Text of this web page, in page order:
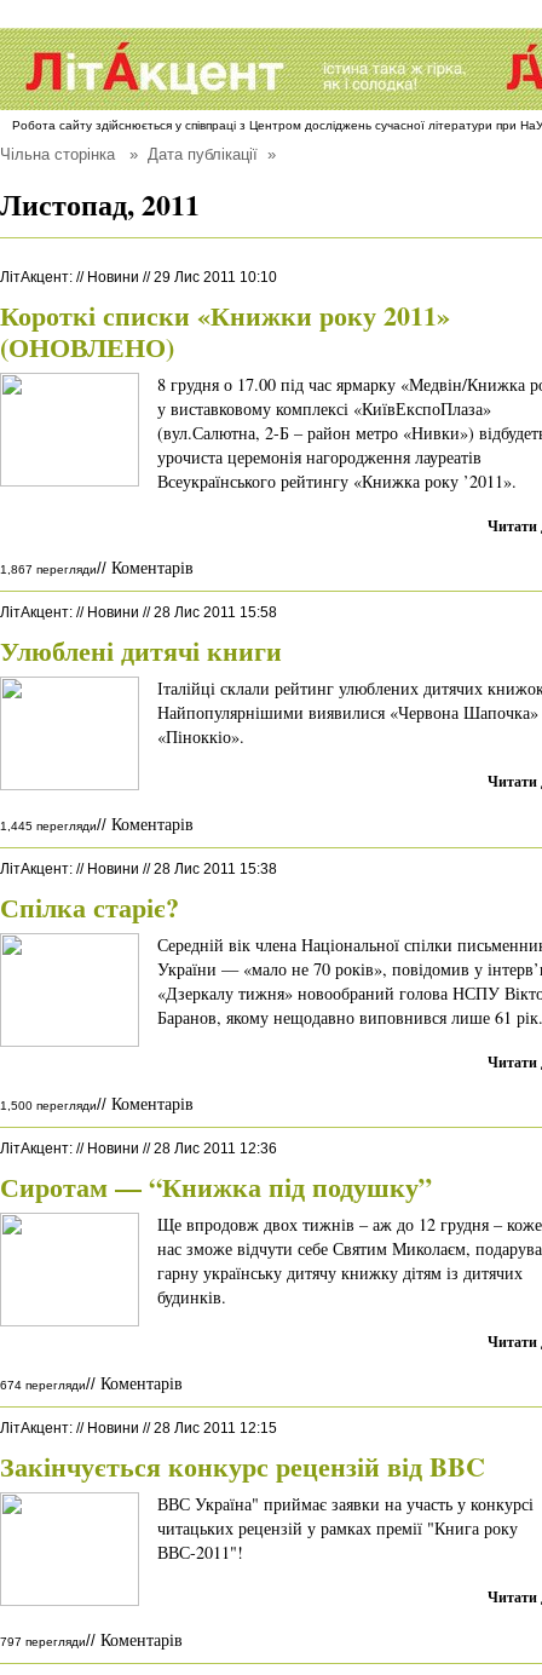
Робота сайту здійснюється у співпраці з Центром досліджень сучасної літератури при
Чільна сторінка» Дата публікації »
Листопад, 2011
ЛітАкцент: // Новини //29 Лис 2011 10:10
Короткі списки «Книжки року 2011»
(ОНОВЛЕНО)
8 грудня о 17.00 під час ярмарку «Медвін/Книжка
у виставковому комплексі «КиївЕкспоПлаза»
(вул.Салютна, 2-Б – район метро «Нивки»)
урочиста церемонія нагородження лауреатів
Всеукраїнського рейтингу «Книжка року ’2011».
Читати
1,867 перегляди// Коментарів
ЛітАкцент: // Новини //28 Лис 2011 15:58
Улюблені дитячі книги
Італійці склали рейтинг улюблених дитячих
Найпопулярнішими виявилися «Червона Шапочка»
«Піноккіо».
Читати
1,445 перегляди// Коментарів
ЛітАкцент: // Новини //28 Лис 2011 15:38
Спілка старіє?
Середній вік члена Національної спілки
України — «мало не 70 років», повідомив у
«Дзеркалу тижня» новообраний голова НСПУ
Баранов, якому нещодавно виповнився лише 61 рік.
Читати
1,500 перегляди// Коментарів
ЛітАкцент: // Новини //28 Лис 2011 12:36
Сиротам — “Книжка під подушку”
Ще впродовж двох тижнів – аж до 12 грудня –
нас зможе відчути себе Святим Миколаєм,
гарну українську дитячу книжку дітям із дитячих
будинків.
Читати
674 перегляди// Коментарів
ЛітАкцент: // Новини //28 Лис 2011 12:15
Закінчується конкурс рецензій від BBC
ВВС Україна" приймає заявки на участь у конкурсі
читацьких рецензій у рамках премії "Книга року
ВВС-2011"!
Читати
797 перегляди// Коментарів